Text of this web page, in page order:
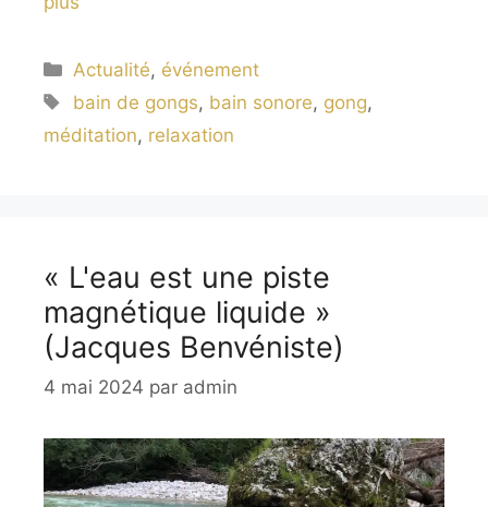
Catégories
Actualité, événement
Étiquettes
bain de gongs, bain sonore, gong,
méditation, relaxation
« L'eau est une piste
magnétique liquide »
(Jacques Benvéniste)
4 mai 2024 par admin